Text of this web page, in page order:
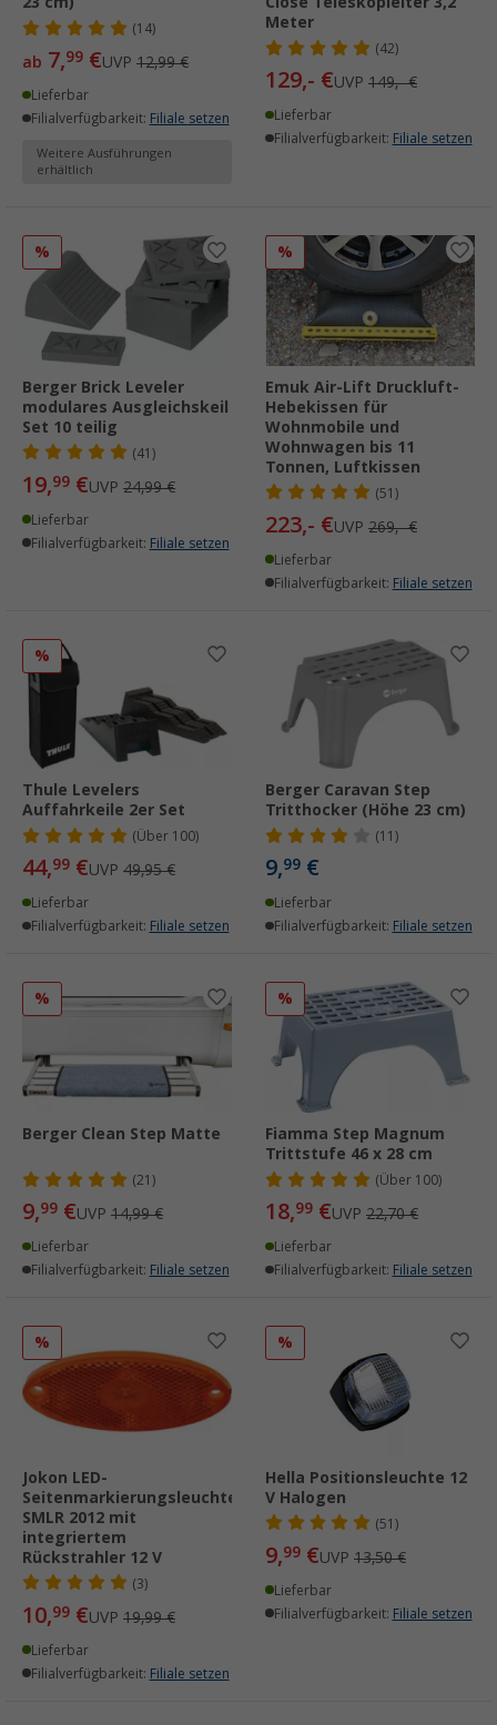
(14)
ab 7,99 €UVP 12,99 €
Lieferbar
Filialverfügbarkeit: Filiale setzen
Weitere Ausführungen
erhältlich
Meter
(42)
129,- €UVP 149,- €
Lieferbar
Filialverfügbarkeit: Filiale setzen
%
Berger Brick Leveler
modulares Ausgleichskeil
Set 10 teilig
(41)
19,99 €UVP 24,99 €
Lieferbar
Filialverfügbarkeit: Filiale setzen
%
Emuk Air-Lift Druckluft-
Hebekissen für
Wohnmobile und
Wohnwagen bis 11
Tonnen, Luftkissen
(51)
223,- €UVP 269,- €
Lieferbar
Filialverfügbarkeit: Filiale setzen
%
Thule Levelers
Auffahrkeile 2er Set
(Über100)
44,99 €UVP 49,95 €
Lieferbar
Filialverfügbarkeit: Filiale setzen
Berger Caravan Step
Tritthocker (Höhe 23 cm)
(11)
9,99 €
Lieferbar
Filialverfügbarkeit: Filiale setzen
%
Berger Clean Step Matte
(21)
9,99 €UVP 14,99 €
Lieferbar
Filialverfügbarkeit: Filiale setzen
%
Fiamma Step Magnum
Trittstufe 46 x 28 cm
(Über100)
18,99 €UVP 22,70 €
Lieferbar
Filialverfügbarkeit: Filiale setzen
%
Jokon LED-
Seitenmarkierungsleuchte
SMLR 2012 mit
integriertem
Rückstrahler 12 V
(3)
10,99 €UVP 19,99 €
Lieferbar
Filialverfügbarkeit: Filiale setzen
%
Hella Positionsleuchte 12
V Halogen
(51)
9,99 €UVP 13,50 €
Lieferbar
Filialverfügbarkeit: Filiale setzen